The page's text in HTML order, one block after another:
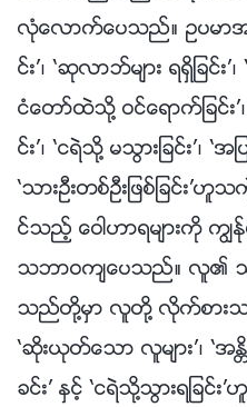
လုံေလာက္ေပသည္။ ဥပမာအ
င္း’၊ ‘ဆုလာဘ္မ်ား ရရွိျခင္း’၊
ငံေတာ္ထဲသို႔ ဝင္ေရာက္ျခင္း
င္း’၊ ‘ငရဲသို႔ မသြားျခင္း’၊
‘သားဦးတစ္ဦးျဖစ္ျခင္း
င္သည့္ ေဝါဟာရမ်ားကို က
သဘာဝက်ေပသည္။ လူ၏ သာ
သည္တို႔မွာ လူတို႔ လိုက္စား
‘ဆိုးယုတ္ေသာ လူမ်ား’၊ ‘အႏၲိ
ခင္း’ ႏွင့္ ‘ငရဲသို႔သြားရ